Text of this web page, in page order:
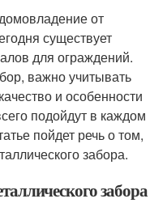
от
существует
для ограждений.
важно учитывать
и особенности
подойдут в каждом
пойдет речь о том,
забора.
забора